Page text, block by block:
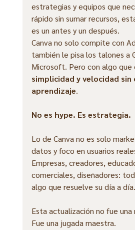
estrategias y equipos que
rápido sin sumar recursos,
es un antes y un después.
Canva no solo compite con
también le pisa los talones a
Microsoft. Pero con algo que
simplicidad y velocidad sin
aprendizaje.
No es hype. Es estrategia.
Lo de Canva no es solo
datos y foco en usuarios
Empresas, creadores,
comerciales, diseñadores:
algo que resuelve su día a día.
Esta actualización no fue una
Fue una jugada maestra.